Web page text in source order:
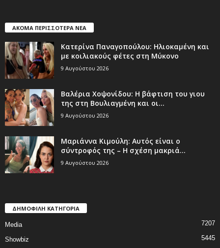
ΑΚΟΜΑ ΠΕΡΙΣΣΟΤΕΡΑ ΝΕΑ
Κατερίνα Παναγοπούλου: Ηλιοκαμένη και
με κοιλιακούς φέτες στη Μύκονο
9 Αυγούστου 2026
Βαλέρια Χοψονίδου: Η βάφτιση του γιου
της στη Βουλιαγμένη και οι...
9 Αυγούστου 2026
Μαριάννα Κιμούλη: Αυτός είναι ο
σύντροφός της – Η σχέση μακριά...
9 Αυγούστου 2026
ΔΗΜΟΦΙΛΗ ΚΑΤΗΓΟΡΙΑ
Media 7207
Showbiz 5445